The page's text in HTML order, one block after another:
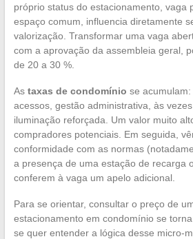
próprio status do estacionamento, vaga
espaço comum, influencia diretamente
valorização. Transformar uma vaga
com a aprovação da assembleia geral,
de 20 a 30 %.
As taxas de condomínio se
acessos, gestão administrativa, às
iluminação reforçada. Um valor muito
compradores potenciais. Em seguida,
conformidade com as normas
a presença de uma estação de recarga
conferem à vaga um apelo adicional.
Para se orientar, consultar o preço de
estacionamento em condomínio se
se quer entender a lógica desse micro-